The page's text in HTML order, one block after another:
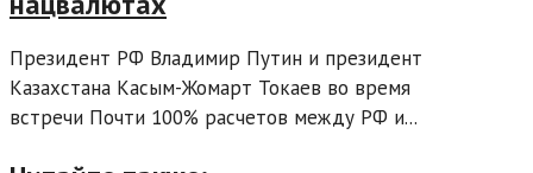
Президент РФ Владимир Путин и президент
Казахстана Касым-Жомарт Токаев во время
встречи Почти 100% расчетов между РФ и...